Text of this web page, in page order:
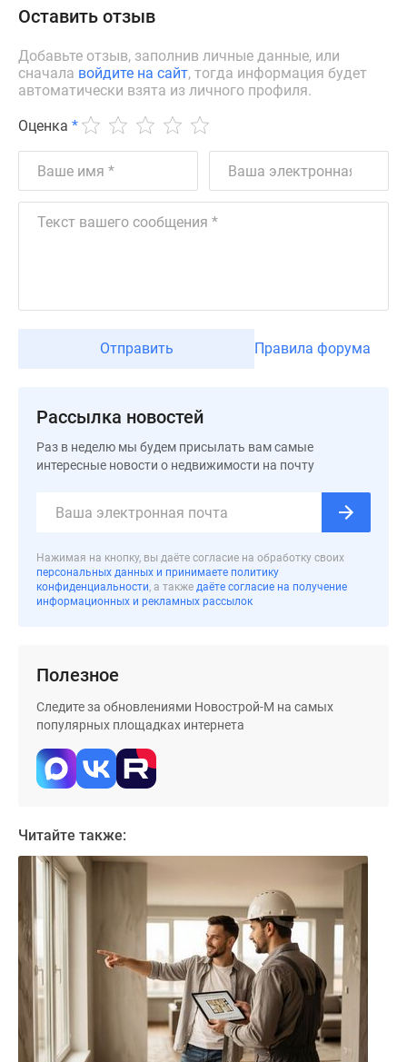
застройщиком
Rutube
Поиск
дома
Программа
Москве
Новостройки
бизнес-
коттеджи
Новой
Москве
Готовые
коттеджные
поселки
Коттеджные
поселки
поселки
водоема
Коттеджные
поселки
ипотеку
Бизнес-
центры
Коттеджи
Скидки
Оставить отзыв
Добавьте отзыв, заполнив личные данные, или
сначала войдите на сайт, тогда информация будет
автоматически взята из личного профиля.
Оценка *
Отправить Правила форума
Рассылка новостей
Раз в неделю мы будем присылать вам самые
интересные новости о недвижимости на почту
Нажимая на кнопку, вы даёте согласие на обработку своих
персональных данных и принимаете политику
конфиденциальности, а также даёте согласие на получение
информационных и рекламных рассылок
Полезное
Следите за обновлениями Новострой-М на самых
популярных площадках интернета
Читайте также: